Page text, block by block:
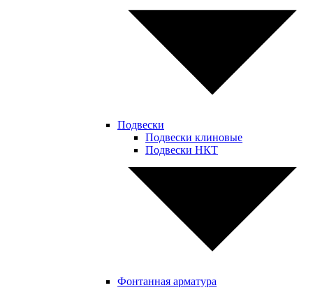
Подвески
Подвески клиновые
Подвески НКТ
Фонтанная арматура